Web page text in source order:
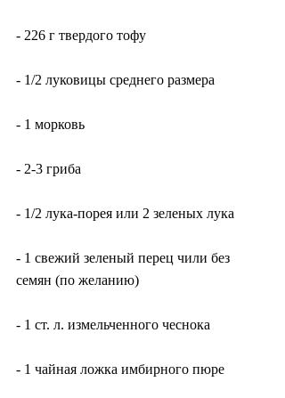
- 226 г твердого тофу
- 1/2 луковицы среднего размера
- 1 морковь
- 2-3 гриба
- 1/2 лука-порея или 2 зеленых лука
- 1 свежий зеленый перец чили без
семян (по желанию)
- 1 ст. л. измельченного чеснока
- 1 чайная ложка имбирного пюре